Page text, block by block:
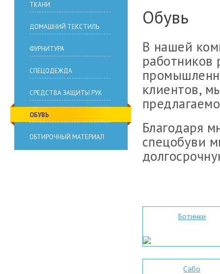
Обувь
В нашей
работников
клиентов,
Благодаря
спецобуви
Ботинки
Сабо
ТКАНИ
ДОМАШНИЙ ТЕКСТИЛЬ
ФУРНИТУРА
СПЕЦОДЕЖДА
СРЕДСТВА ЗАЩИТЫ РУК
ОБУВЬ
ОБТИРОЧНЫЙ МАТЕРИАЛ